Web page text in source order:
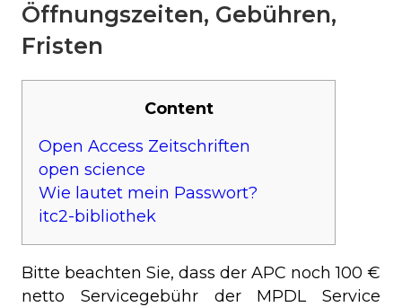
Öffnungszeiten, Gebühren,
Fristen
Content
Open Access Zeitschriften
open science
Wie lautet mein Passwort?
itc2-bibliothek
Bitte beachten Sie, dass der APC noch 100 €
netto Servicegebühr der MPDL Service